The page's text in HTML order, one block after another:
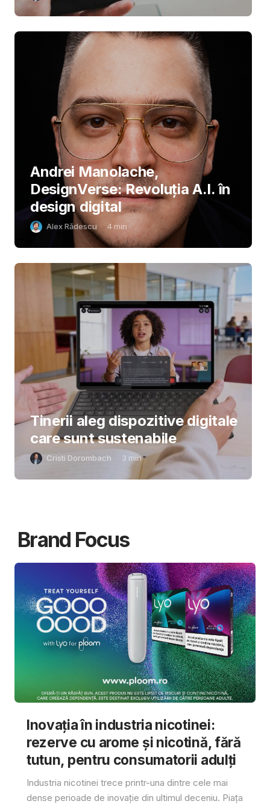
Andrei Manolache,
DesignVerse: Revoluția A.I. în
design digital
Alex Rădescu 4 min
Tinerii aleg dispozitive digitale
care sunt sustenabile
Cristi Dorombach 3 min
Brand Focus
Inovația în industria nicotinei:
rezerve cu arome și nicotină, fără
tutun, pentru consumatorii adulți
Industria nicotinei trece printr-una dintre cele mai
dense perioade de inovație din ultimul deceniu. Piața